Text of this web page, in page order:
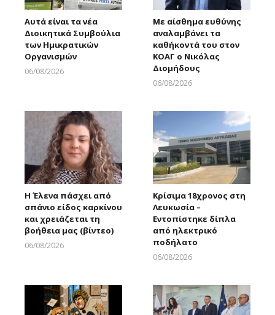
Αυτά είναι τα νέα
Διοικητικά Συμβούλια
των Ημικρατικών
Οργανισμών
06/08/2026
Με αίσθημα ευθύνης
αναλαμβάνει τα
καθήκοντά του στον
ΚΟΑΓ ο Νικόλας
Διομήδους
06/08/2026
Η Έλενα πάσχει από
σπάνιο είδος καρκίνου
και χρειάζεται τη
βοήθεια μας (βίντεο)
06/08/2026
Κρίσιμα 18χρονος στη
Λευκωσία –
Εντοπίστηκε δίπλα
από ηλεκτρικό
ποδήλατο
06/08/2026